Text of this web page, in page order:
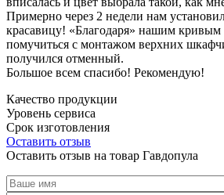
Примерно через 2 недели нам
красавицу! «Благодаря» нашим
помучиться с монтажом верхних
получился отменный.
Большое всем спасибо! Рекомендую!
Качество продукции
Уровень сервиса
Срок изготовления
Оставить отзыв
Оставить отзыв на товар Гавдопула